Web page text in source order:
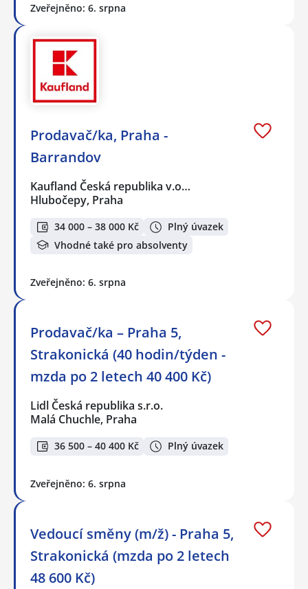
Zveřejněno: 6. srpna
Prodavač/ka, Praha -
Barrandov
Kaufland Česká republika v.o…
Hlubočepy, Praha
34 000 – 38 000 Kč
Plný úvazek
Vhodné také pro absolventy
Zveřejněno: 6. srpna
Prodavač/ka – Praha 5,
Strakonická (40 hodin/týden -
mzda po 2 letech 40 400 Kč)
Lidl Česká republika s.r.o.
Malá Chuchle, Praha
36 500 – 40 400 Kč Plný úvazek
Zveřejněno: 6. srpna
Vedoucí směny (m/ž) - Praha 5,
Strakonická (mzda po 2 letech
48 600 Kč)